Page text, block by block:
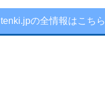
tenki.jpの全情報はこちら